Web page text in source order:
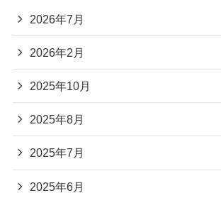
2026年7月
2026年2月
2025年10月
2025年8月
2025年7月
2025年6月